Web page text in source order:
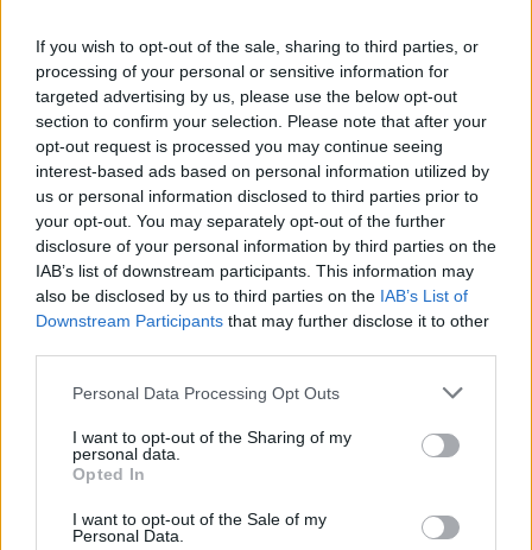
If you wish to opt-out of the sale, sharing to third parties, or
processing of your personal or sensitive information for
targeted advertising by us, please use the below opt-out
section to confirm your selection. Please note that after your
opt-out request is processed you may continue seeing
interest-based ads based on personal information utilized by
us or personal information disclosed to third parties prior to
your opt-out. You may separately opt-out of the further
disclosure of your personal information by third parties on the
IAB’s list of downstream participants. This information may
also be disclosed by us to third parties on the IAB’s List of
Downstream Participants that may further disclose it to other
Please note that this website/app uses one or more Google
not limited to your visit or usage behaviour. You may click to
grant or deny consent to Google and its third-party tags to
use your data for below specified purposes in below Google
consent section.
Personal Data Processing Opt Outs
I want to opt-out of the Sharing of my
personal data.
Opted In
I want to opt-out of the Sale of my
Personal Data.
Kategorije: Novice
Ključne besede: Vuzenica
gradbena dela
obvestilo
popolna zapora ceste
Več iz kraja Vuzenica
Nocojšnja razstava in
Vuzenici odpovedana
turnir